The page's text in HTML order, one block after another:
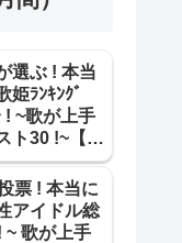
選ぶ ! 本当
姫ﾗﾝｷﾝｸﾞ
! ~歌が上手
ト30 !~【本
ランキン
票 ! 本当に
アイドル総
~ 歌が上手